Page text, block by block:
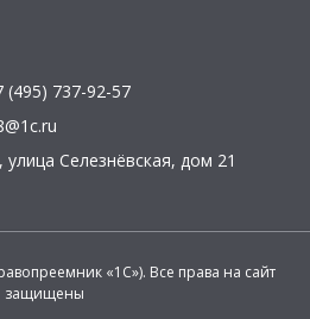
(495) 737-92-57
, улица Селезнёвская, дом 21
«1С»). Все права на сайт
защищены